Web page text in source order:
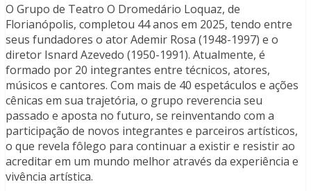
O Grupo de Teatro O Dromedário Loquaz, de
Florianópolis, completou 44 anos em 2025, tendo entre
seus fundadores o ator Ademir Rosa (1948-1997) e o
diretor Isnard Azevedo (1950-1991). Atualmente, é
formado por 20 integrantes entre técnicos, atores,
músicos e cantores. Com mais de 40 espetáculos e ações
cênicas em sua trajetória, o grupo reverencia seu
passado e aposta no futuro, se reinventando com a
participação de novos integrantes e parceiros artísticos,
o que revela fôlego para continuar a existir e resistir ao
acreditar em um mundo melhor através da experiência e
vivência artística.